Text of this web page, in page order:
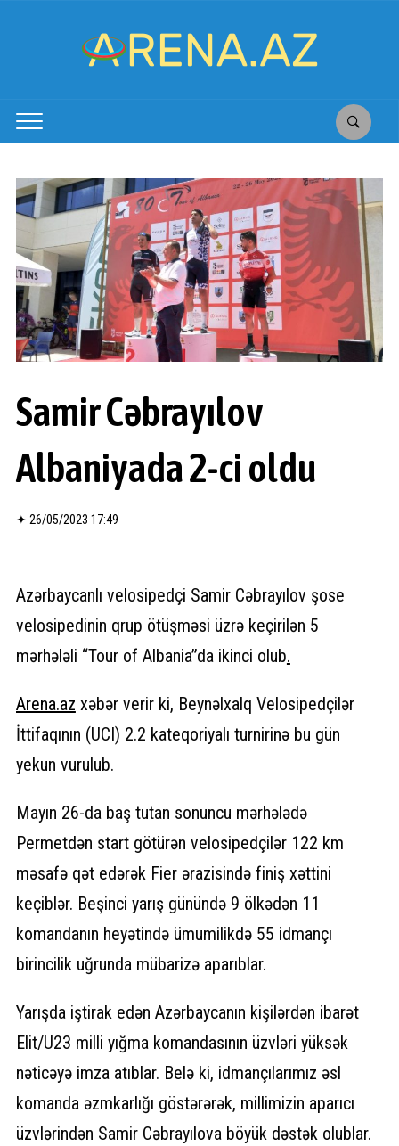
Samir Cəbrayılov
Albaniyada 2-ci oldu
✦ 26/05/2023 17:49
Azərbaycanlı velosipedçi Samir Cəbrayılov şose
velosipedinin qrup ötüşməsi üzrə keçirilən 5
mərhələli “Tour of Albania”da ikinci olub.
Arena.az xəbər verir ki, Beynəlxalq Velosipedçilər
İttifaqının (UCI) 2.2 kateqoriyalı turnirinə bu gün
yekun vurulub.
Mayın 26-da baş tutan sonuncu mərhələdə
Permetdən start götürən velosipedçilər 122 km
məsafə qət edərək Fier ərazisində finiş xəttini
keçiblər. Beşinci yarış günündə 9 ölkədən 11
komandanın heyətində ümumilikdə 55 idmançı
birincilik uğrunda mübarizə aparıblar.
Yarışda iştirak edən Azərbaycanın kişilərdən ibarət
Elit/U23 milli yığma komandasının üzvləri yüksək
nəticəyə imza atıblar. Belə ki, idmançılarımız əsl
komanda əzmkarlığı göstərərək, millimizin aparıcı
üzvlərindən Samir Cəbrayılova böyük dəstək olublar.